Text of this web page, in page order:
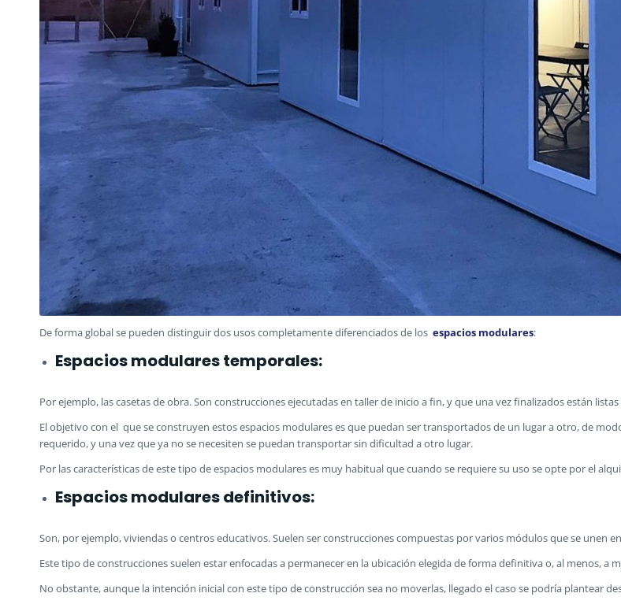
De forma global se pueden distinguir dos usos completamente diferenciados de los espacios modulares:
Espacios modulares temporales:
Por ejemplo, las casetas de obra. Son construcciones ejecutadas en taller de inicio a fin, y que una vez finalizados están
El objetivo con el que se construyen estos espacios modulares es que puedan ser transportados de un lugar a otro, de
requerido, y una vez que ya no se necesiten se puedan transportar sin dificultad a otro lugar.
Por las características de este tipo de espacios modulares es muy habitual que cuando se requiere su uso se opte por el
Espacios modulares definitivos:
Son, por ejemplo, viviendas o centros educativos. Suelen ser construcciones compuestas por varios módulos que se unen
Este tipo de construcciones suelen estar enfocadas a permanecer en la ubicación elegida de forma definitiva o, al menos, a
No obstante, aunque la intención inicial con este tipo de construcción sea no moverlas, llegado el caso se podría plantear